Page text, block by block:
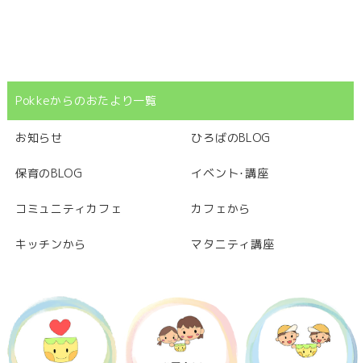
Pokkeからのおたより一覧
お知らせ ひろばのBLOG
保育のBLOG イベント･講座
コミュニティカフェ カフェから
キッチンから マタニティ講座